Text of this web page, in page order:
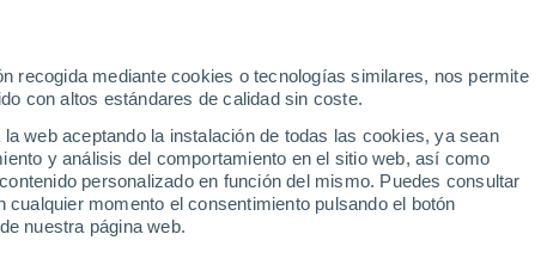
recogida mediante cookies o tecnologías similares, nos permite
con altos estándares de calidad sin coste.
web aceptando la instalación de todas las cookies, ya sean
y análisis del comportamiento en el sitio web, así como
personalizado en función del mismo. Puedes consultar
cualquier momento el consentimiento pulsando el botón
nuestra página web.
Valenciana:
seco